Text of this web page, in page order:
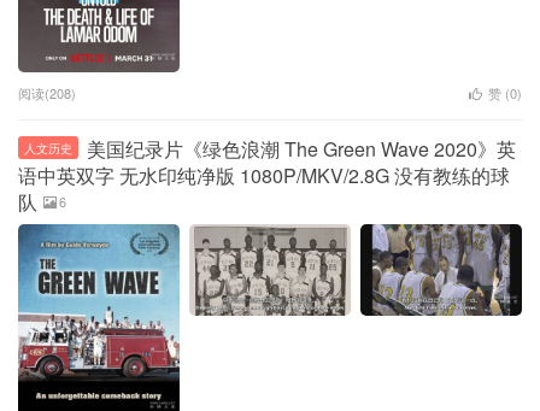
阅读(208) 赞 (0)
人文历史
美国纪录片《绿色浪潮 The Green Wave 2020》英
语中英双字 无水印纯净版 1080P/MKV/2.8G 没有教练的球
队
6